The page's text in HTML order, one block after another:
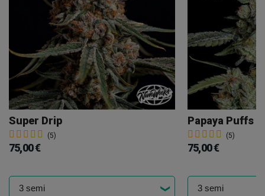
Super Drip
(5)
75,00 €
Papaya Puffs
(5)
75,00 €